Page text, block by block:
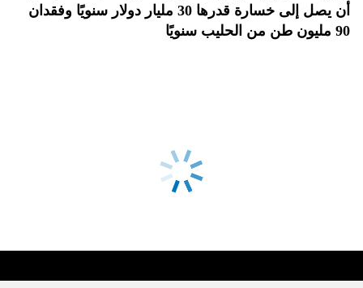
أن يصل إلى خسارة قدرها 30 مليار دولار سنويًا وفقدان
90 مليون طن من الحليب سنويًا